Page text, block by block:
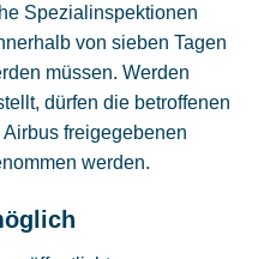
Spezialinspektionen
von sieben Tagen
müssen. Werden
dürfen die betroffenen
freigegebenen
werden.